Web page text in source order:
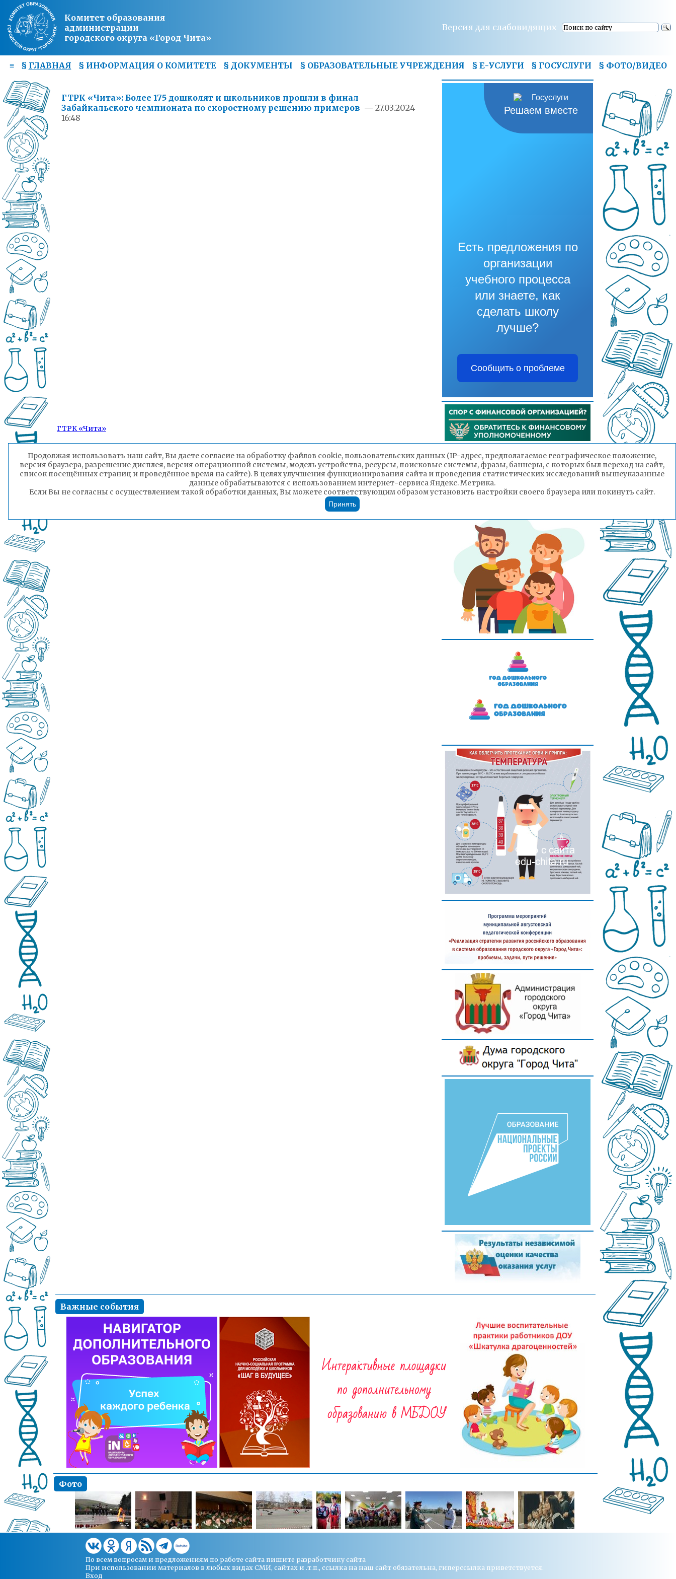
Комитет образования
администрации
городского округа «Город Чита»
Версия для слабовидящих
≡ § ГЛАВНАЯ § ИНФОРМАЦИЯ О КОМИТЕТЕ § ДОКУМЕНТЫ § ОБРАЗОВАТЕЛЬНЫЕ УЧРЕЖДЕНИЯ § Е-УСЛУГИ § ГОСУСЛУГИ § ФОТО/ВИДЕО
ГТРК «Чита»: Более 175 дошколят и школьников прошли в финал
Забайкальского чемпионата по скоростному решению примеров — 27.03.2024
16:48
ГТРК «Чита»
Решаем вместе
Есть предложения по
организации
учебного процесса
или знаете, как
сделать школу
лучше?
Сообщить о проблеме
Важные события
Фото
По всем вопросам и предложениям по работе сайта пишите разработчику сайта
При использовании материалов в любых видах СМИ, сайтах и .т.п., ссылка на наш сайт обязательна, гиперссылка приветствуется.
Вход
Продолжая использовать наш сайт, Вы даете согласие на обработку файлов cookie, пользовательских данных (IP-адрес, предполагаемое географическое положение,
версия браузера, разрешение дисплея, версия операционной системы, модель устройства, ресурсы, поисковые системы, фразы, баннеры, с которых был переход на сайт,
список посещённых страниц и проведённое время на сайте). В целях улучшения функционирования сайта и проведения статистических исследований вышеуказанные
данные обрабатываются с использованием интернет-сервиса Яндекс. Метрика.
Если Вы не согласны с осуществлением такой обработки данных, Вы можете соответствующим образом установить настройки своего браузера или покинуть сайт.
Принять